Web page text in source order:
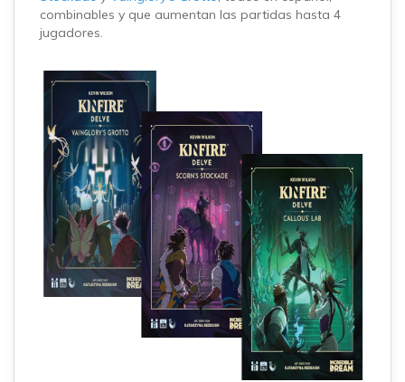
combinables y que aumentan las partidas hasta 4
jugadores.